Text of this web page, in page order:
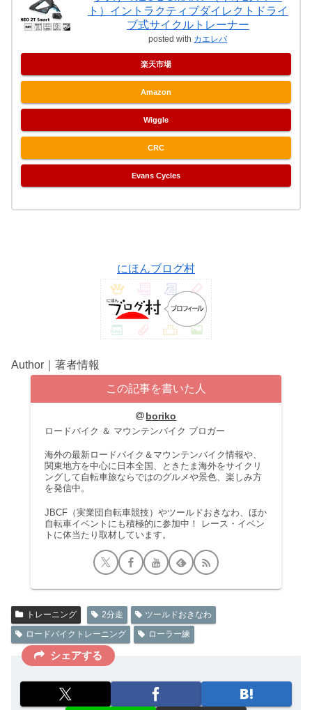
ト）イントラクティブダイレクトドライ
ブ式サイクルトレーナー
posted with カエレバ
楽天市場
Amazon
Wiggle
CRC
Evans Cycles
にほんブログ村
Author｜著者情報
この記事を書いた人
boriko
ロードバイク ＆ マウンテンバイク ブロガー
海外の最新ロードバイク＆マウンテンバイク情報や、
関東地方を中心に日本全国、ときたま海外をサイクリ
ングして自転車旅ならではのグルメや景色、楽しみ方
を発信中。
JBCF（実業団自転車競技）やツールドおきなわ、ほか
自転車イベントにも積極的に参加中！ レース・イベン
トに体当たり取材しています。
トレーニング 2分走
ツールドおきなわ
ロードバイクトレーニング
ローラー練
シェアする